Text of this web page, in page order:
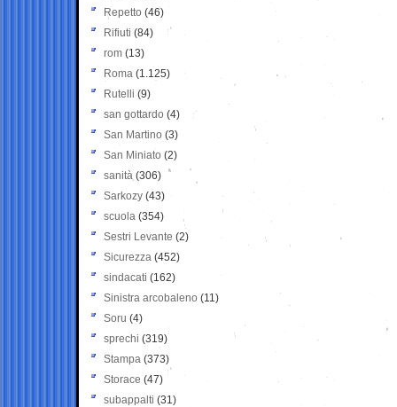
Repetto (46)
Rifiuti (84)
rom (13)
Roma (1.125)
Rutelli (9)
san gottardo (4)
San Martino (3)
San Miniato (2)
sanità (306)
Sarkozy (43)
scuola (354)
Sestri Levante (2)
Sicurezza (452)
sindacati (162)
Sinistra arcobaleno (11)
Soru (4)
sprechi (319)
Stampa (373)
Storace (47)
subappalti (31)